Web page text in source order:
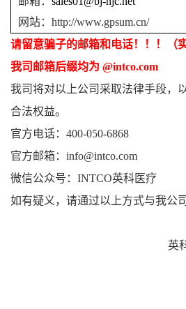
网站： http://www.gpsum.cn/
请留意骗子的邮箱和电话！！！（
我司邮箱后缀均为 @intco.com
我司将对以上公司采取法律手段，
合法权益。
官方电话： 400-050-6868
官方邮箱： info@intco.com
微信公众号： INTCO英科医疗
如有疑义，请通过以上方式与我公
英